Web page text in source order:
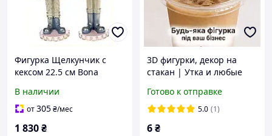
Фигурка Щелкунчик с
кексом 22.5 см Bona
В наличии
от305₴/мес
1 830₴
3D фигурки, декор на
стакан | Утка и любые
Декор для кофеен и кафе
Готово к отправке
5.0 (1)
6₴